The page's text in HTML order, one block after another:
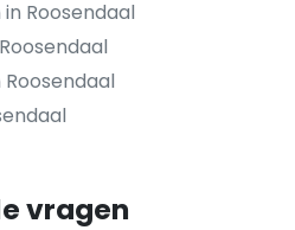
Roosendaal
vragen